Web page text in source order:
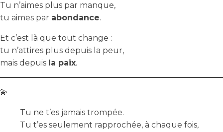
Tu n’aimes plus par manque,
tu aimes par abondance.
Et c’est là que tout change :
tu n’attires plus depuis la peur,
mais depuis la paix.
💫
Tu ne t’es jamais trompée.
Tu t’es seulement rapprochée, à chaque fois,